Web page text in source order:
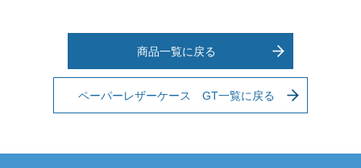
商品一覧に戻る
ペーパーレザーケース GT一覧に戻る